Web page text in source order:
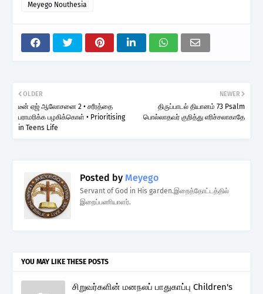
Meyego Nouthesia
NEWER
திருப்பாடல் தியானம் 73 Psalm
பொல்லாதவர் குறித்து எரிச்சலாகாதே
OLDER
டீன் ஏஜ் ஆலோசனை 2 • சரீரத்தை
பராமரிக்க பழகிக்கொள் • Prioritising
in Teens Life
Posted by Meyego
Servant of God in His garden.இறைத்தோட்டத்தில்
இறைப்பணியாளர்.
YOU MAY LIKE THESE POSTS
சிறுவர்களின் மனநலப் பாதுகாப்பு Children's